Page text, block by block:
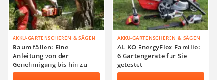
AKKU-GARTENSCHEREN & SÄGEN
Baum fällen: Eine
Anleitung von der
Genehmigung bis hin zu
den Kosten
AKKU-GARTENSCHEREN & SÄGEN
AL-KO EnergyFlex-Familie:
6 Gartengeräte für Sie
getestet